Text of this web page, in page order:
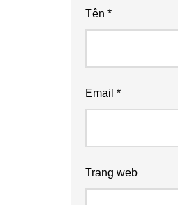
Tên *
Email *
Trang web